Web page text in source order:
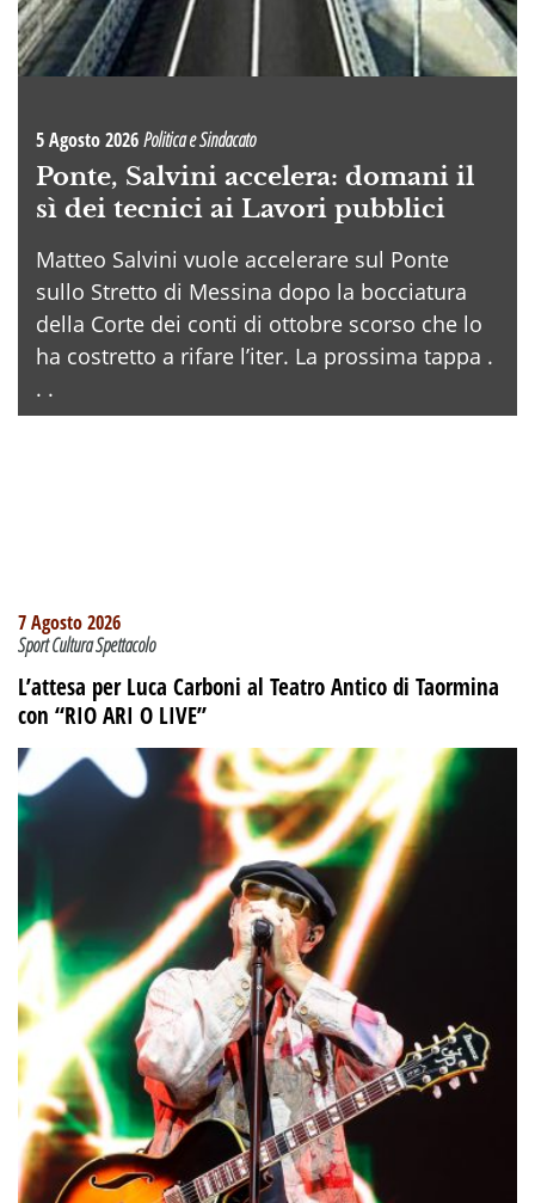
5 Agosto 2026Politica e Sindacato
Ponte, Salvini accelera: domani il
sì dei tecnici ai Lavori pubblici
Matteo Salvini vuole accelerare sul Ponte
sullo Stretto di Messina dopo la bocciatura
della Corte dei conti di ottobre scorso che lo
ha costretto a rifare l’iter. La prossima tappa .
. .
7 Agosto 2026
Sport Cultura Spettacolo
L’attesa per Luca Carboni al Teatro Antico di Taormina
con “RIO ARI O LIVE”